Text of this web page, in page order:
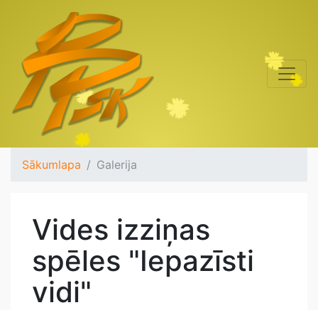
Sākumlapa Galerija
Vides izziņas
spēles "Iepazīsti
vidi"